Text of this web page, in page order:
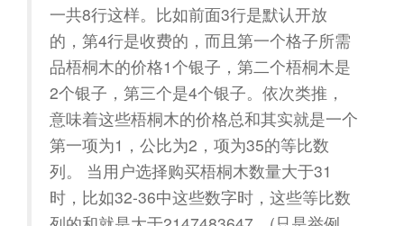
一共8行这样。比如前面3行是默认开放
的，第4行是收费的，而且第一个格子所需
品梧桐木的价格1个银子，第二个梧桐木是
2个银子，第三个是4个银子。依次类推，
意味着这些梧桐木的价格总和其实就是一个
第一项为1，公比为2，项为35的等比数
列。 当用户选择购买梧桐木数量大于31
时，比如32-36中这些数字时，这些等比数